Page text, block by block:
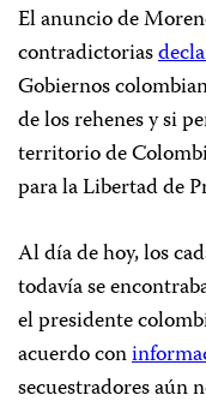
El anuncio de
contradictorias
Gobiernos
de los rehenes y si
territorio de
para la Libertad de
Al día de hoy, los
todavía se
el presidente
acuerdo con
secuestradores aún